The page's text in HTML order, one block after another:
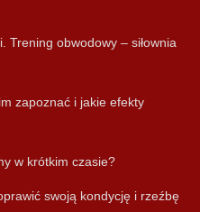
Trening obwodowy – siłownia
zapoznać i jakie efekty
w krótkim czasie?
swoją kondycję i rzeźbę